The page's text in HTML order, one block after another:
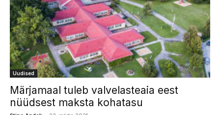
Uudised
Märjamaal tuleb valvelasteaia eest
nüüdsest maksta kohatasu